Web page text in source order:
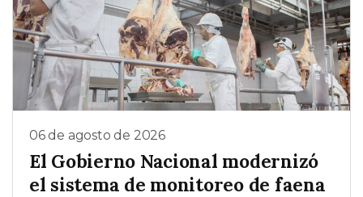
06 de agosto de 2026
El Gobierno Nacional modernizó
el sistema de monitoreo de faena